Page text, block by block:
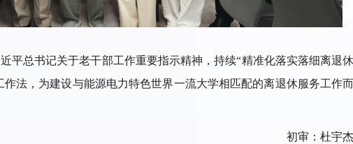
平总书记关于老干部工作重要指示精神，持续“精准化落实落细离退休
作法，为建设与能源电力特色世界一流大学相匹配的离退休服务工作而
初审：杜宇杰